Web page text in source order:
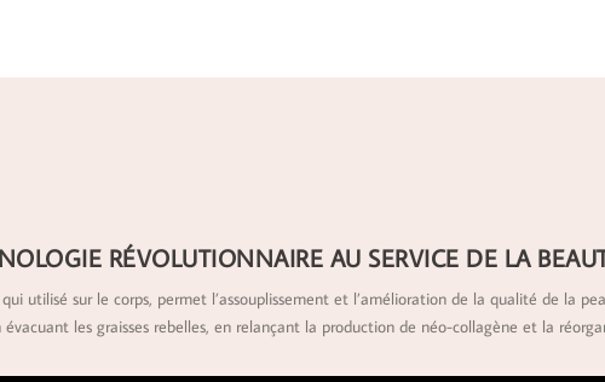
RÉVOLUTIONNAIRE AU SERVICE DE LA
utilisé sur le corps, permet l’assouplissement et l’amélioration de la qualité de la
les graisses rebelles, en relançant la production de néo-collagène et la